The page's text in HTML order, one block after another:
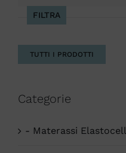
FILTRA
TUTTI I PRODOTTI
Categorie
- Materassi Elastocell